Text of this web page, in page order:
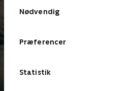
Nødvendig
Præferencer
Statistik